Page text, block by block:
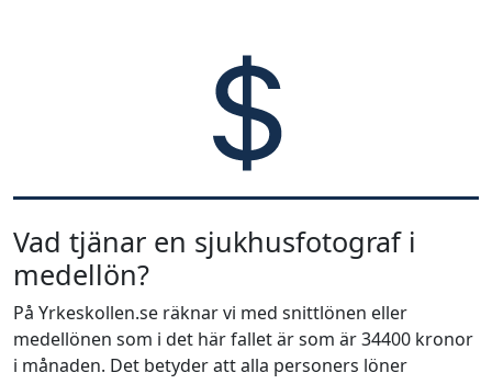
Vad tjänar en sjukhusfotograf i
medellön?
På Yrkeskollen.se räknar vi med snittlönen eller
medellönen som i det här fallet är som är 34400 kronor
i månaden. Det betyder att alla personers löner